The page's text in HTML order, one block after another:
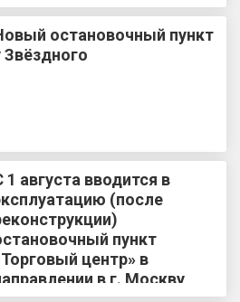
остановочный пункт
Звёздного
1 августа вводится в
(после
пункт
центр» в
в г. Москву